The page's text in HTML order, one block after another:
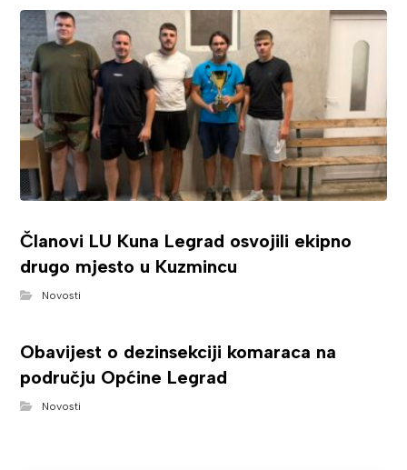
Članovi LU Kuna Legrad osvojili ekipno
drugo mjesto u Kuzmincu
Novosti
Obavijest o dezinsekciji komaraca na
području Općine Legrad
Novosti